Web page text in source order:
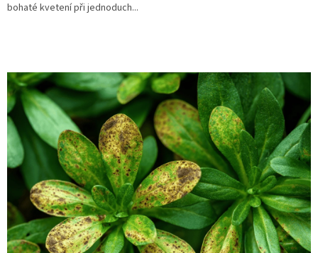
bohaté kvetení při jednoduch...